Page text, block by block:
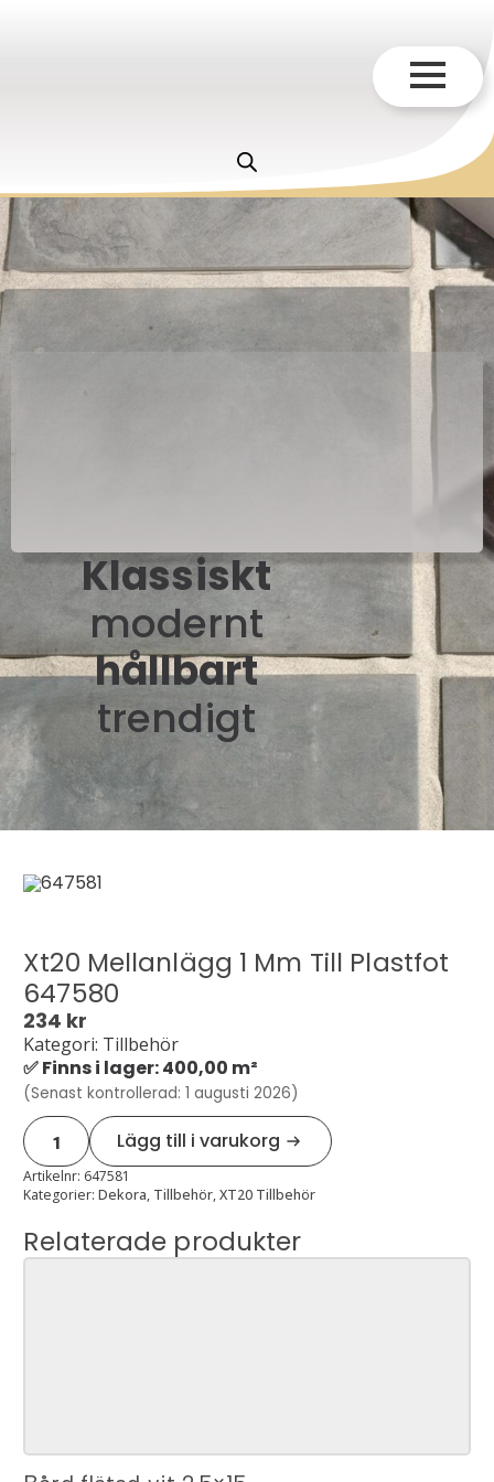
Klassiskt
modernt
hållbart
trendigt
Xt20 Mellanlägg 1 Mm Till Plastfot
647580
234 kr
Kategori: Tillbehör
✅ Finns i lager: 400,00 m²
(Senast kontrollerad: 1 augusti 2026)
Xt20
mellanlägg
1
mm
till
647580
mängd
Lägg till i varukorg
Artikelnr: 647581
Kategorier:Dekora, Tillbehör,XT20 Tillbehör
Relaterade produkter